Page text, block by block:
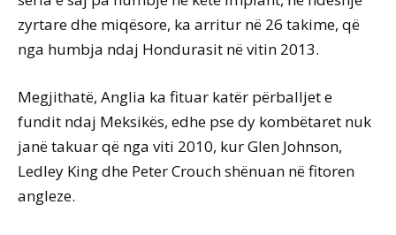
zyrtare dhe miqësore, ka arritur në 26 takime, që
nga humbja ndaj Hondurasit në vitin 2013.
Megjithatë, Anglia ka fituar katër përballjet e
fundit ndaj Meksikës, edhe pse dy kombëtaret nuk
janë takuar që nga viti 2010, kur Glen Johnson,
Ledley King dhe Peter Crouch shënuan në fitoren
angleze.